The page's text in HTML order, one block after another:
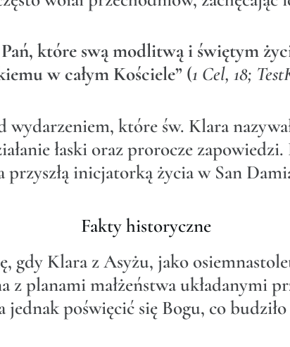
które swą modlitwą i świętym
w całym Kościele” (1 Cel, 18;
wydarzeniem, które św. Klara
łaski oraz prorocze
przyszłą inicjatorką życia w San
Fakty historyczne
gdy Klara z Asyżu, jako
z planami małżeństwa układanymi
poświęcić się Bogu, co